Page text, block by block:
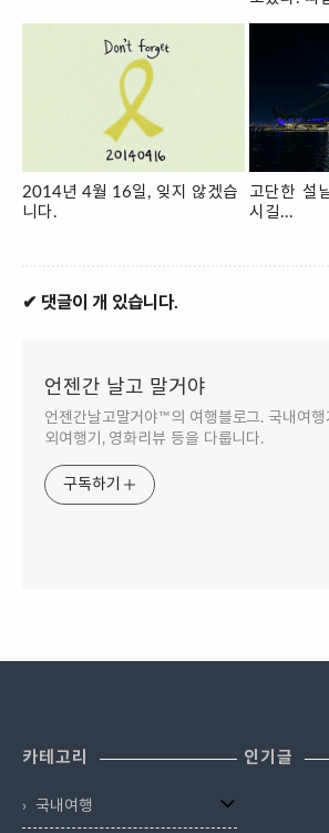
2014년 4월 16일, 잊지 않겠습
니다.
고단한 설
시길...
✔ 댓글이 개 있습니다.
언젠간 날고 말거야
언젠간날고말거야™의 여행블로그. 국내여행
외여행기, 영화리뷰 등을 다룹니다.
구독하기
카테고리
국내여행
인기글